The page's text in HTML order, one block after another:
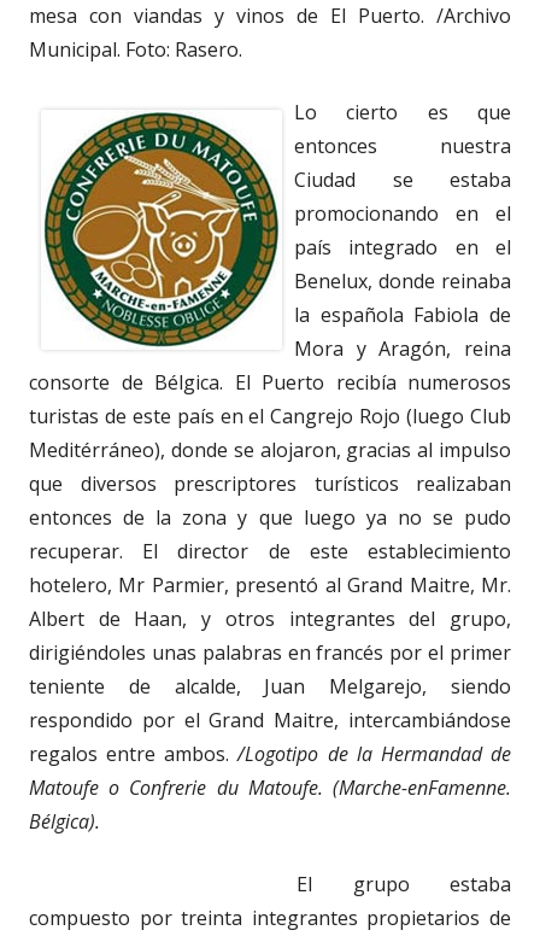
mesa con viandas y vinos de El Puerto. /Archivo
Municipal. Foto: Rasero.
Lo cierto es que
entonces nuestra
Ciudad se estaba
promocionando en el
país integrado en el
Benelux, donde reinaba
la española Fabiola de
Mora y Aragón, reina
consorte de Bélgica. El Puerto recibía numerosos
turistas de este país en el Cangrejo Rojo (luego Club
Meditérráneo), donde se alojaron, gracias al impulso
que diversos prescriptores turísticos realizaban
entonces de la zona y que luego ya no se pudo
recuperar. El director de este establecimiento
hotelero, Mr Parmier, presentó al Grand Maitre, Mr.
Albert de Haan, y otros integrantes del grupo,
dirigiéndoles unas palabras en francés por el primer
teniente de alcalde, Juan Melgarejo, siendo
respondido por el Grand Maitre, intercambiándose
regalos entre ambos./Logotipo de la Hermandad de
Matoufe o Confrerie du Matoufe. (Marche-enFamenne.
Bélgica).
El grupo estaba
compuesto por treinta integrantes propietarios de